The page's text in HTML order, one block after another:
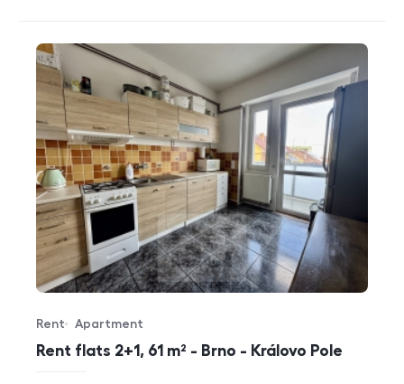
Rent flats 2+1, 61 m² - Brno - Královo Pole
Offer type
Rent
Property type
Apartment